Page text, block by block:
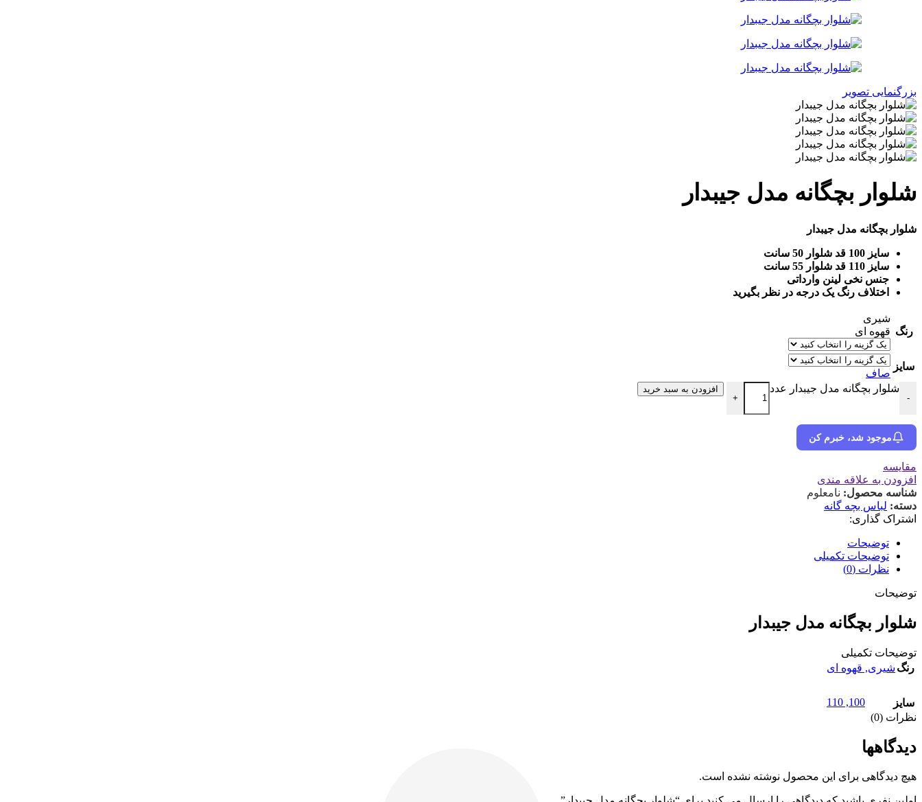
بزرگنمایی تصویر
شلوار بچگانه مدل جیبدار
شلوار بچگانه مدل جیبدار
سایز 100 قد شلوار 50 سانت
سایز 110 قد شلوار 55 سانت
جنس نخی لینن وارداتی
اختلاف رنگ یک درجه در نظر بگیرید
رنگ
شیری
قهوه ای
سایز
صاف
-
شلوار بچگانه مدل جیبدار عدد
+
افزودن به سبد خرید
موجود شد، خبرم کن
مقایسه
افزودن به علاقه مندی
شناسه محصول: نامعلوم
دسته: لباس بچه گانه
اشتراک گذاری:
توضیحات
توضیحات تکمیلی
نظرات (0)
توضیحات
شلوار بچگانه مدل جیبدار
توضیحات تکمیلی
رنگ شیری, قهوه ای
سایز 100
,
110
نظرات (0)
دیدگاهها
هیچ دیدگاهی برای این محصول نوشته نشده است.